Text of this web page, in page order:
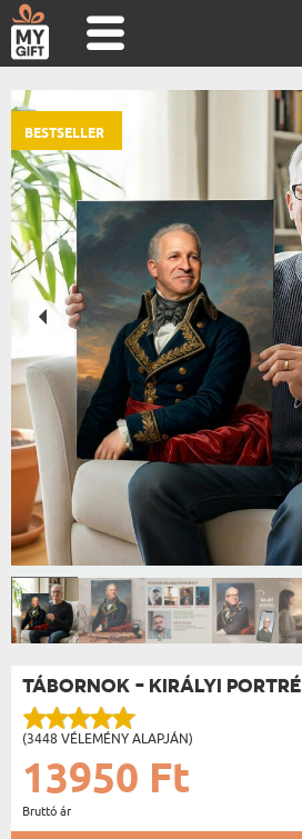
BESTSELLER
TÁBORNOK - KIRÁLYI PORTRÉ
(3448 VÉLEMÉNY ALAPJÁN)
13950 Ft
Bruttó ár